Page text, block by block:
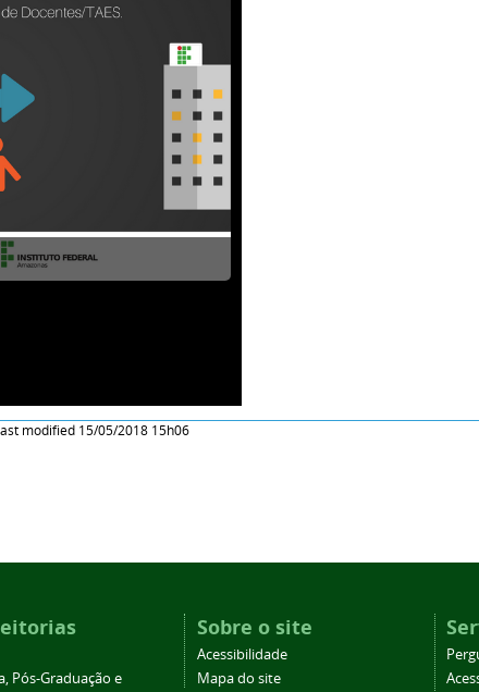
— last modified 15/05/2018 15h06
Pós-Graduação e
Sobre o site
Acessibilidade
Mapa do site